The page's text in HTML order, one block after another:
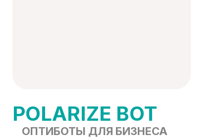
ОПТИБОТЫ ДЛЯ БИЗНЕСА
POLARIZE BOT